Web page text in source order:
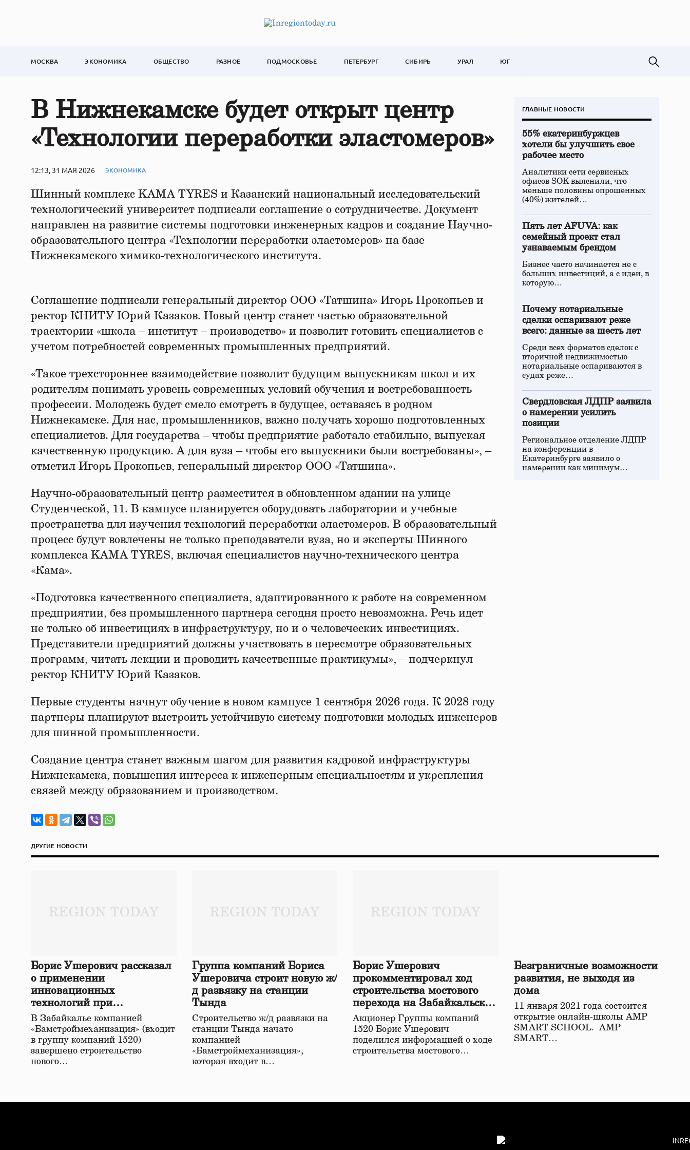
МОСКВА ЭКОНОМИКА ОБЩЕСТВО РАЗНОЕ ПОДМОСКОВЬЕ ПЕТЕРБУРГ СИБИРЬ УРАЛ ЮГ
В Нижнекамске будет открыт центр
«Технологии переработки эластомеров»
12:13, 31 МАЯ 2026 ЭКОНОМИКА
Шинный комплекс KAMA TYRES и Казанский национальный исследовательский
технологический университет подписали соглашение о сотрудничестве. Документ
направлен на развитие системы подготовки инженерных кадров и создание Научно-
образовательного центра «Технологии переработки эластомеров» на базе
Нижнекамского химико-технологического института.
Соглашение подписали генеральный директор ООО «Татшина» Игорь Прокопьев и
ректор КНИТУ Юрий Казаков. Новый центр станет частью образовательной
траектории «школа – институт – производство» и позволит готовить специалистов с
учетом потребностей современных промышленных предприятий.
«Такое трехстороннее взаимодействие позволит будущим выпускникам школ и их
родителям понимать уровень современных условий обучения и востребованность
профессии. Молодежь будет смело смотреть в будущее, оставаясь в родном
Нижнекамске. Для нас, промышленников, важно получать хорошо подготовленных
специалистов. Для государства – чтобы предприятие работало стабильно, выпуская
качественную продукцию. А для вуза – чтобы его выпускники были востребованы», –
отметил Игорь Прокопьев, генеральный директор ООО «Татшина».
Научно-образовательный центр разместится в обновленном здании на улице
Студенческой, 11. В кампусе планируется оборудовать лаборатории и учебные
пространства для изучения технологий переработки эластомеров. В образовательный
процесс будут вовлечены не только преподаватели вуза, но и эксперты Шинного
комплекса KAMA TYRES, включая специалистов научно-технического центра
«Кама».
«Подготовка качественного специалиста, адаптированного к работе на современном
предприятии, без промышленного партнера сегодня просто невозможна. Речь идет
не только об инвестициях в инфраструктуру, но и о человеческих инвестициях.
Представители предприятий должны участвовать в пересмотре образовательных
программ, читать лекции и проводить качественные практикумы», – подчеркнул
ректор КНИТУ Юрий Казаков.
Первые студенты начнут обучение в новом кампусе 1 сентября 2026 года. К 2028 году
партнеры планируют выстроить устойчивую систему подготовки молодых инженеров
для шинной промышленности.
Создание центра станет важным шагом для развития кадровой инфраструктуры
Нижнекамска, повышения интереса к инженерным специальностям и укрепления
связей между образованием и производством.
ГЛАВНЫЕ НОВОСТИ
55% екатеринбуржцев
хотели бы улучшить свое
рабочее место
Аналитики сети сервисных
офисов SOK выяснили, что
меньше половины опрошенных
(40%) жителей…
Пять лет AFUVA: как
семейный проект стал
узнаваемым брендом
Бизнес часто начинается не с
больших инвестиций, а с идеи, в
которую…
Почему нотариальные
сделки оспаривают реже
всего: данные за шесть лет
Среди всех форматов сделок с
вторичной недвижимостью
нотариальные оспариваются в
судах реже…
Свердловская ЛДПР заявила
о намерении усилить
позиции
Региональное отделение ЛДПР
на конференции в
Екатеринбурге заявило о
намерении как минимум…
ДРУГИЕ НОВОСТИ
Борис Ушерович рассказал
о применении
инновационных
технологий при
строительстве нового моста
в Забайкалье
В Забайкалье компанией
«Бамстроймеханизация» (входит
в группу компаний 1520)
завершено строительство
нового…
Группа компаний Бориса
Ушеровича строит новую ж/
д развязку на станции
Тында
Строительство ж/д развязки на
станции Тында начато
компанией
«Бамстроймеханизация»,
которая входит в…
Борис Ушерович
прокомментировал ход
строительства мостового
перехода на Забайкальской
железной дороге
Акционер Группы компаний
1520 Борис Ушерович
поделился информацией о ходе
строительства мостового…
Безграничные возможности
развития, не выходя из
дома
11 января 2021 года состоится
открытие онлайн-школы АМР
SMART SCHOOL. АМР
SMART…